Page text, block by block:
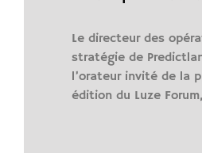
Le directeur des
stratégie de
l’orateur invité de la
édition du Luze Forum,